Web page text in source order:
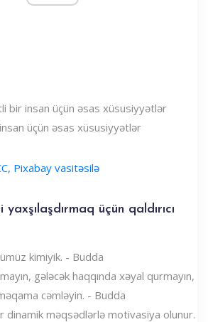
üçün əsas xüsusiyyətlər
Pixabay vasitəsilə
üçün qaldırıcı
kimiyik. - Budda
gələcək haqqında xəyal qurmayın,
məqama cəmləyin. - Budda
dinamik məqsədlərlə motivasiya olunur.